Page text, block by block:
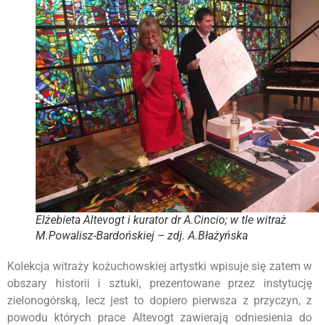
Elżebieta Altevogt i kurator dr A.Cincio; w tle witraż
M.Powalisz-Bardońskiej – zdj. A.Błażyńska
Kolekcja witraży kożuchowskiej artystki wpisuje się zatem w
obszary historii i sztuki, prezentowane przez instytucję
zielonogórską, lecz jest to dopiero pierwsza z przyczyn, z
powodu których prace Altevogt zawierają odniesienia do